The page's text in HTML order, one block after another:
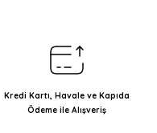
Kredi Kartı, Havale ve Kapıda
Ödeme ile Alışveriş